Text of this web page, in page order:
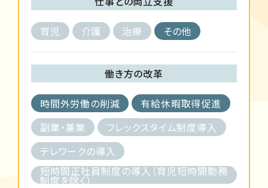
育児 介護 治療 その他
働き方の改革
時間外労働の削減
有給休暇取得促進
副業・兼業
フレックスタイム制度導入
テレワークの導入
短時間正社員制度の導入（育児短時間勤務
制度を除く）